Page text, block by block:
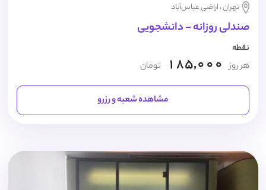
تهران ، اراضی عباس‌آباد
صندلی روزانه - دانشجویی
نقطه
هر روز 185,000 تومان
مشاهده شعبه و رزرو